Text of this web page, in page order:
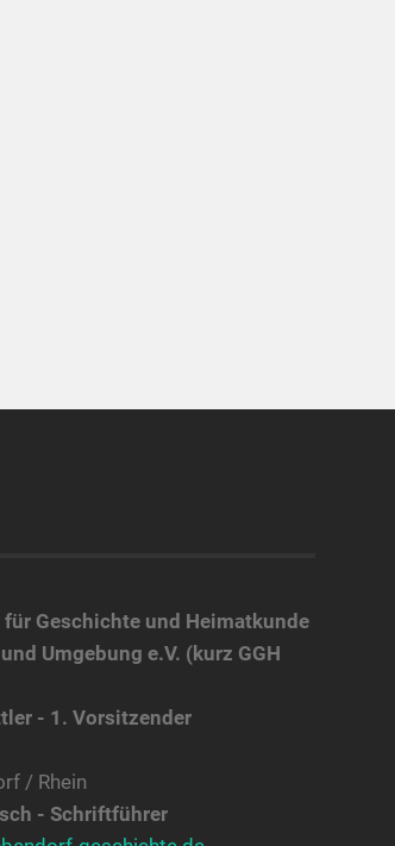
Geschichte und Heimatkunde
Umgebung e.V. (kurz GGH
- 1. Vorsitzender
/ Rhein
- Schriftführer